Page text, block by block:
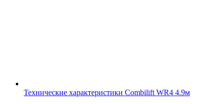
Технические характеристики Combilift WR4 4.9м